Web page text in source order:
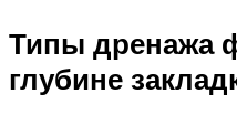
Типы дренажа
глубине